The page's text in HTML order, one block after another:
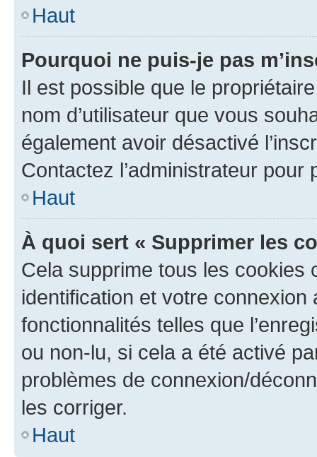
Haut
Pourquoi ne puis-je pas
Il est possible que le
nom d’utilisateur que vous
également avoir désactivé
Contactez l’administrateur
Haut
À quoi sert « Supprimer les
Cela supprime tous les cookies
identification et votre
fonctionnalités telles que
ou non-lu, si cela a été activé
problèmes de connexion/
les corriger.
Haut